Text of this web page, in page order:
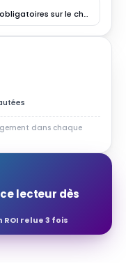
« À partir de quand les EPI sont-ils obligatoires sur le chantier ? »
dans chaque
lecteur dès
ROI relue 3 fois